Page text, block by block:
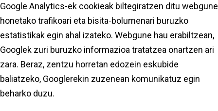
Google Analytics-ek cookieak biltegiratzen ditu webgune
honetako trafikoari eta bisita-bolumenari buruzko
estatistikak egin ahal izateko. Webgune hau erabiltzean,
Googlek zuri buruzko informazioa tratatzea onartzen ari
zara. Beraz, zentzu horretan edozein eskubide
baliatzeko, Googlerekin zuzenean komunikatuz egin
beharko duzu.